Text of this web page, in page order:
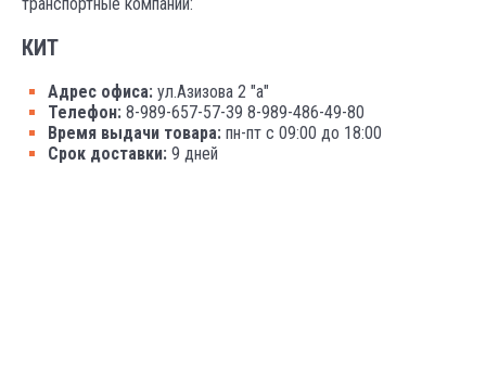
КИТ
Адрес офиса: ул.Азизова 2 "а"
Телефон: 8-989-657-57-39 8-989-486-49-80
Время выдачи товара: пн-пт с 09:00 до 18:00
Срок доставки: 9 дней